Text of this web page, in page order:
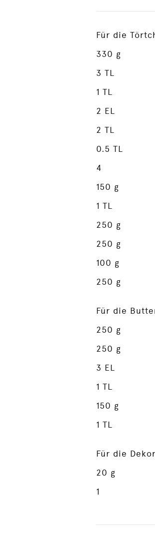
Für die
330 g
3 TL
1 TL
2 EL
2 TL
0.5 TL
4
150 g
1 TL
250 g
250 g
100 g
250 g
Für die
250 g
250 g
3 EL
1 TL
150 g
1 TL
Für die
20 g
1